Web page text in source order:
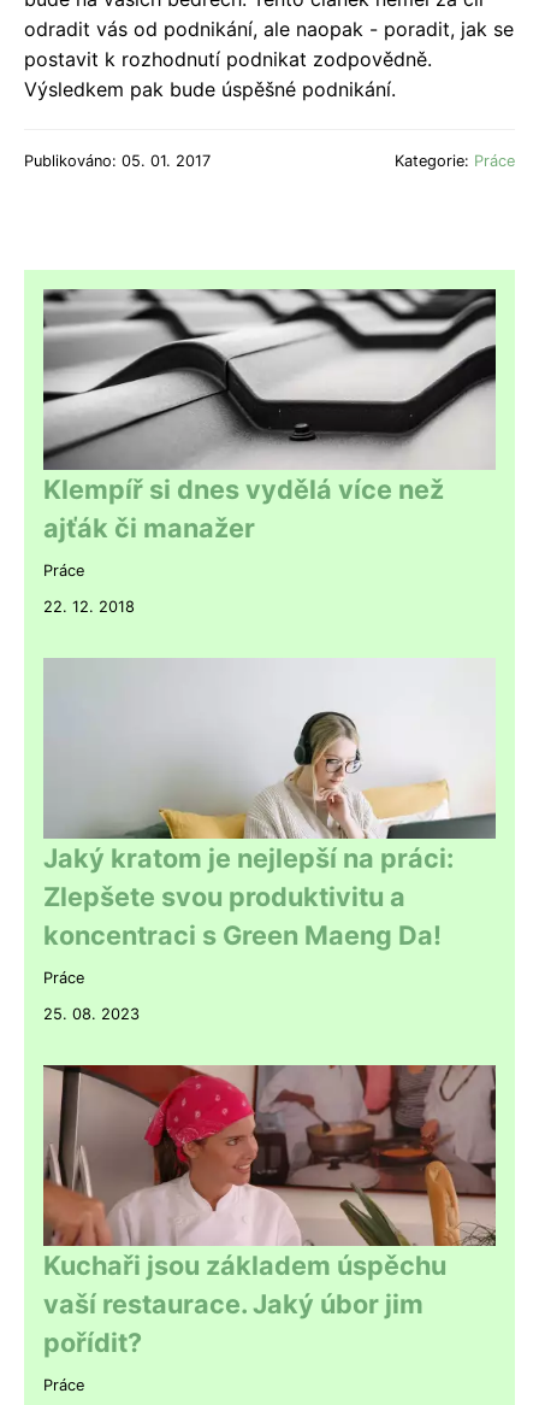
odradit vás od podnikání, ale naopak - poradit, jak se
postavit k rozhodnutí podnikat zodpovědně.
Výsledkem pak bude úspěšné podnikání.
Publikováno: 05. 01. 2017 Kategorie: Práce
Klempíř si dnes vydělá více než
ajťák či manažer
Práce
22. 12. 2018
Jaký kratom je nejlepší na práci:
Zlepšete svou produktivitu a
koncentraci s Green Maeng Da!
Práce
25. 08. 2023
Kuchaři jsou základem úspěchu
vaší restaurace. Jaký úbor jim
pořídit?
Práce